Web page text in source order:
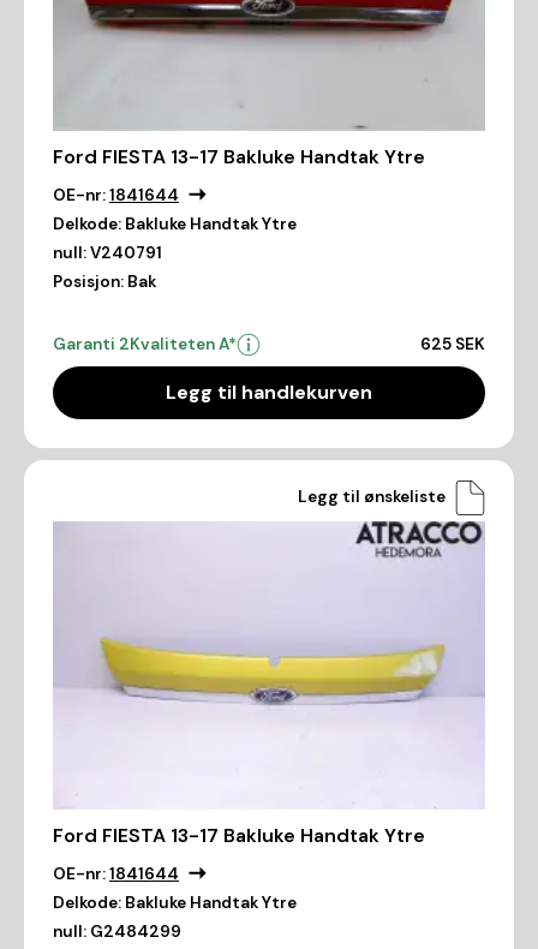
Ford FIESTA 13-17 Bakluke Handtak Ytre
OE-nr:1841644
Delkode: Bakluke Handtak Ytre
null:V240791
Posisjon: Bak
Garanti 2Kvaliteten A* 625 SEK
Legg til handlekurven
Legg til ønskeliste
Ford FIESTA 13-17 Bakluke Handtak Ytre
OE-nr:1841644
Delkode: Bakluke Handtak Ytre
null: G2484299